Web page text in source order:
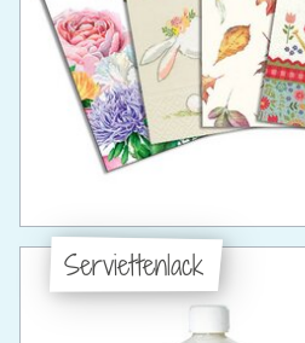
Serviettenlack